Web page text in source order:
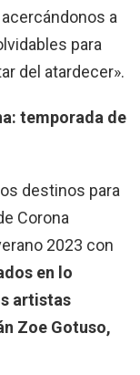
a
para
del atardecer».
temporada de
destinos para
Corona
2023 con
en lo
artistas
Zoe Gotuso,